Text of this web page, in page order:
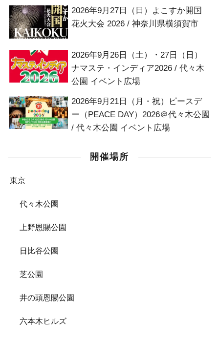
2026年9月27日（日）よこすか開国
花火大会 2026 / 神奈川県横須賀市
2026年9月26日（土）・27日（日）
ナマステ・インディア2026 / 代々木
公園 イベント広場
2026年9月21日（月・祝）ピースデ
ー（PEACE DAY）2026＠代々木公園
/ 代々木公園 イベント広場
開催場所
東京
代々木公園
上野恩賜公園
日比谷公園
芝公園
井の頭恩賜公園
六本木ヒルズ